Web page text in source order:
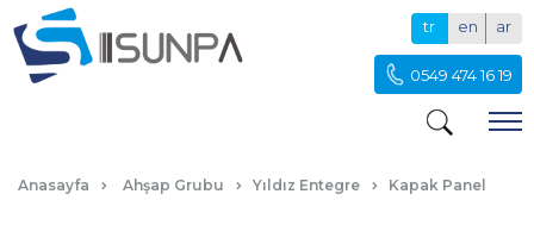
tr en ar
0549 474 16 19
Anasayfa Ahşap Grubu Yıldız Entegre Kapak Panel